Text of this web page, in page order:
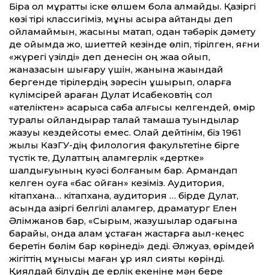
Бірақ ол мұрат­ты іске өлшем бола алмайды. Қазіргі
көзі тірі классигіміз, мұны асыра айт­қандық деп
ойламаймын, жақсыны мақтап, одан тәбәрік дәмету
де ойым­да жоқ, шиет­тей кезінде өліп, тірілген, яғни
«жүрегі үзілді» деп денесін оң жаққа қойып,
жаназасын шығару үшін, жанына жақындай
бергенде тірілердің зәресін ұшырып, оларға
күлімсірей қараған Дулат Исабековтің сол
«қателіктен» қасарыса сабақ алғысы келгендей, өмір
туралы ойландырар талай тамаша туындылар
жазуы кез­дейсоқтық емес. Олай дейтінім, біз 1961
жылы КазГУ-дің филология факультетіне бірге
түстік те, Дулат­тың қаламгерлік «дертке»
шалдығуының куәсі болғаным бар. Армандап
келген оқуға «бас қойған» кезіміз. Аудитория,
кітапхана… кітапхана, аудитория … бірде Дулат,
қасында қазіргі белгілі қаламгер, драматург Елен
Әлімжанов бар, «Сырым, жазушылар одағына
барайық, онда қалам ұстаған жастарға ақыл-кеңес
беретін бөлім бар көрінеді» деді. Әлжуаз, өрімдей
жігіт­тің мұнысы маған құр қиял сияқты көрінді.
Қиялдай білудің де ерлік екеніне мән бере